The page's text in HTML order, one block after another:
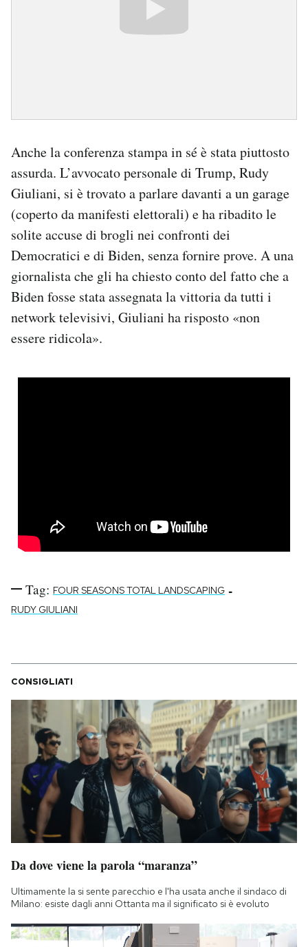
Anche la conferenza stampa in sé è stata piuttosto
assurda. L’avvocato personale di Trump, Rudy
Giuliani, si è trovato a parlare davanti a un garage
(coperto da manifesti elettorali) e ha ribadito le
solite accuse di brogli nei confronti dei
Democratici e di Biden, senza fornire prove. A una
giornalista che gli ha chiesto conto del fatto che a
Biden fosse stata assegnata la vittoria da tutti i
network televisivi, Giuliani ha risposto «non
essere ridicola».
Tag: FOUR SEASONS TOTAL LANDSCAPING -
RUDY GIULIANI
CONSIGLIATI
Da dove viene la parola “maranza”
Ultimamente la si sente parecchio e l'ha usata anche il sindaco di
Milano: esiste dagli anni Ottanta ma il significato si è evoluto